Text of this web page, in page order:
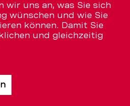
wir uns an, was Sie sich
wünschen und wie Sie
können. Damit Sie
und gleichzeitig